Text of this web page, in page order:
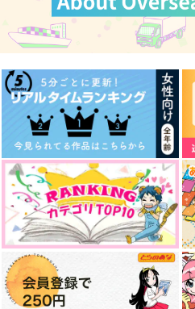
作品詳細 作品詳
月に詠む手紙
OOPARTS
1,000 円（税込）
潮江文次郎×立花仙蔵
この手紙を君
すきっぷら
787円 （税込）
凪誠士郎×御影
【有償特典】12P小冊
子（当て馬の相手役に
なっちゃった話 上下
巻）
海王社
370円（税込）
サンプル
作品詳細